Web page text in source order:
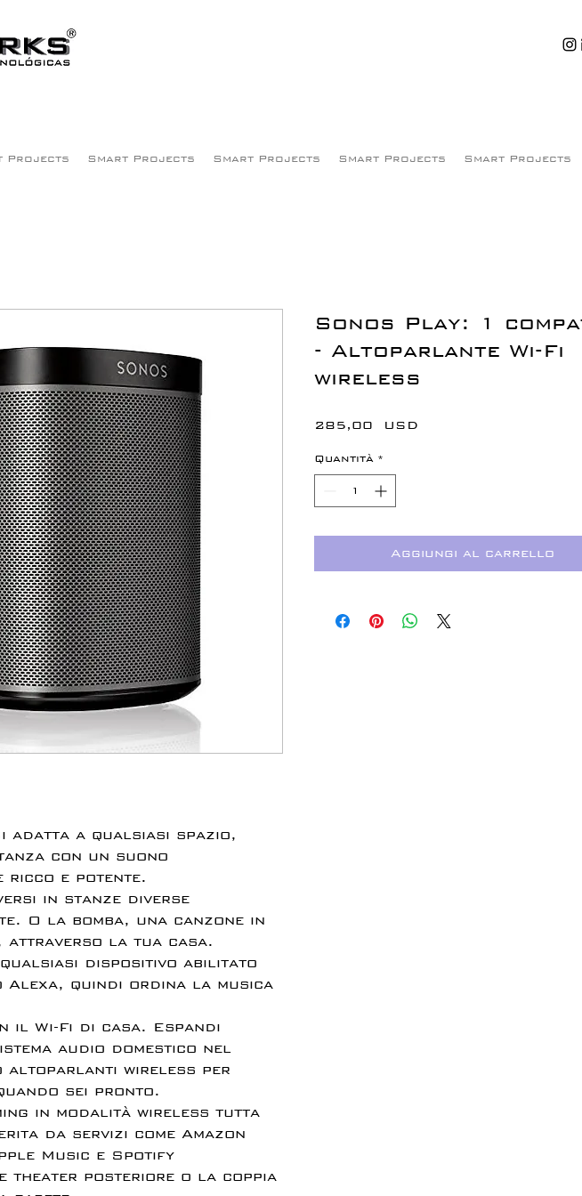
Projects Smart Projects Smart Projects Smart Projects Smart Projects
adatta a qualsiasi spazio,
con un suono
ricco e potente.
in stanze diverse
O la bomba, una canzone in
attraverso la tua casa.
dispositivo abilitato
Alexa, quindi ordina la musica
il Wi-Fi di casa. Espandi
audio domestico nel
altoparlanti wireless per
sei pronto.
in modalità wireless tutta
da servizi come Amazon
Music e Spotify
theater posteriore o la coppia
Sonos Play: 1
- Altoparlante Wi-Fi
wireless
285,00 USD
Quantità *
Aggiungi al carrello